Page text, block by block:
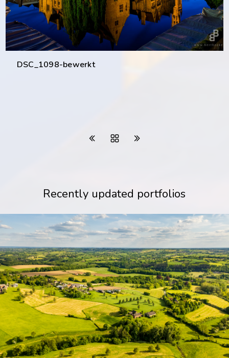
DSC_1098-bewerkt
Recently updated portfolios